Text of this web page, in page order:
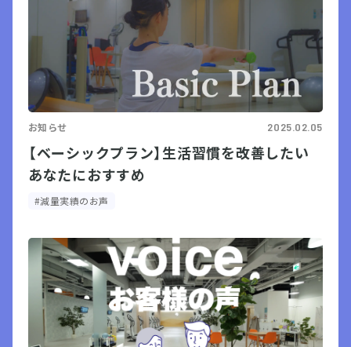
お知らせ 2025.02.05
【ベーシックプラン】生活習慣を改善したい
あなたにおすすめ
#減量実績のお声